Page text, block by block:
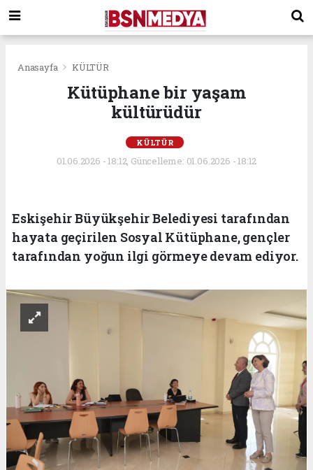
Anasayfa KÜLTÜR
Kütüphane bir yaşam
kültürüdür
KÜLTÜR
01.06.2026 - 18:12, Güncelleme: 01.06.2026 - 18:12
Eskişehir Büyükşehir Belediyesi tarafından
hayata geçirilen Sosyal Kütüphane, gençler
tarafından yoğun ilgi görmeye devam ediyor.